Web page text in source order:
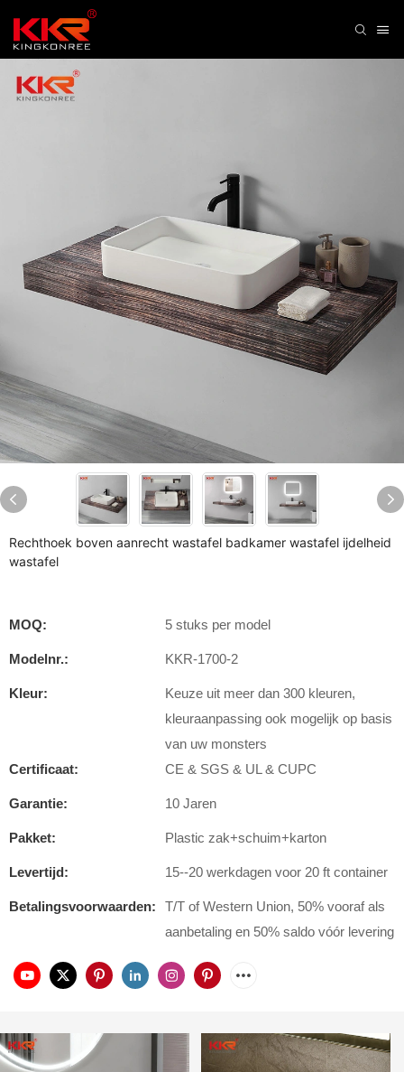
Rechthoek boven aanrecht wastafel badkamer wastafel ijdelheid
wastafel
MOQ: 5 stuks per model
Modelnr.: KKR-1700-2
Kleur:
Keuze uit meer dan 300 kleuren,
kleuraanpassing ook mogelijk op basis
van uw monsters
Certificaat:
CE & SGS & UL & CUPC
Garantie: 10 Jaren
Pakket: Plastic zak+schuim+karton
Levertijd: 15--20 werkdagen voor 20 ft container
Betalingsvoorwaarden:
T/T of Western Union, 50% vooraf als
aanbetaling en 50% saldo vóór levering